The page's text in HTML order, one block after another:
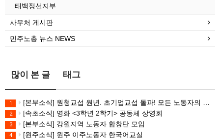
태백정선지부
사무처 게시판
민주노총 뉴스 NEWS
많이 본 글 태그
1 [본부소식] 원청교섭 원년. 초기업교섭 돌파! 모든 노동자의 노동기본권 쟁취! 민주노총 7.15 총파업대회
2 [속초소식] 영화 <3학년 2학기> 공동체 상영회
3 [본부소식] 강원지역 노동자 합창단 모임
4 [원주소식] 원주 이주노동자 한국어교실